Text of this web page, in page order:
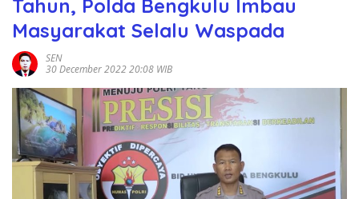
Tahun, Polda Bengkulu Imbau
Masyarakat Selalu Waspada
SEN
30 December 2022 20:08 WIB